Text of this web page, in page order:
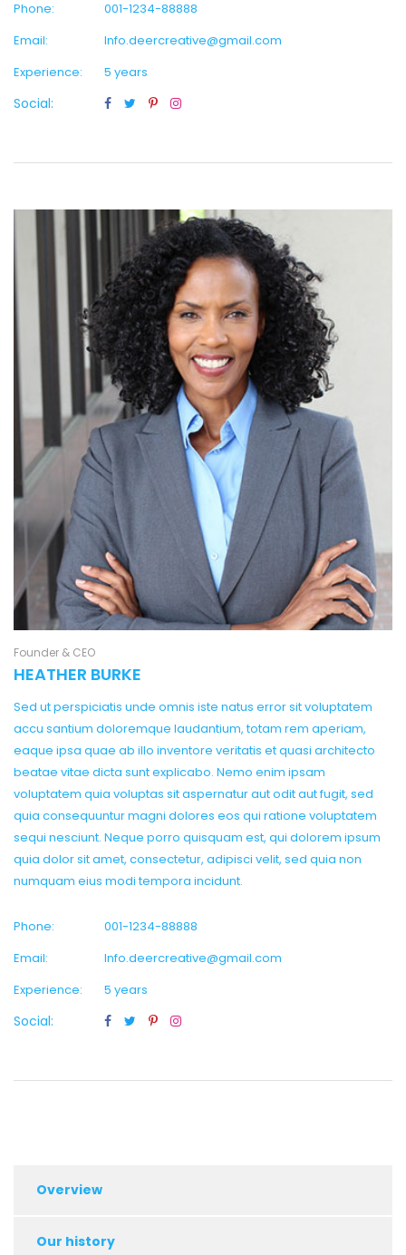
Phone:
001-1234-88888
Email:
Info.deercreative@gmail.com
Experience:
5 years
Social:
Founder & CEO
HEATHER BURKE
Sed ut perspiciatis unde omnis iste natus error sit voluptatem
accu santium doloremque laudantium, totam rem aperiam,
eaque ipsa quae ab illo inventore veritatis et quasi architecto
beatae vitae dicta sunt explicabo. Nemo enim ipsam
voluptatem quia voluptas sit aspernatur aut odit aut fugit, sed
quia consequuntur magni dolores eos qui ratione voluptatem
sequi nesciunt. Neque porro quisquam est, qui dolorem ipsum
quia dolor sit amet, consectetur, adipisci velit, sed quia non
numquam eius modi tempora incidunt.
Phone:
001-1234-88888
Email:
Info.deercreative@gmail.com
Experience:
5 years
Social:
Overview
Our history